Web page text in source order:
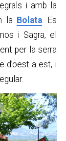
i amb la
la Bolata. Es
i Sagra, el
per la serra
d’oest a est, i